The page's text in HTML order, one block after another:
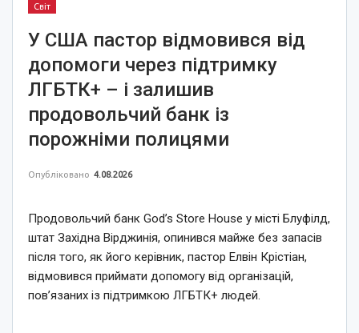
Світ
У США пастор відмовився від
допомоги через підтримку
ЛГБТК+ – і залишив
продовольчий банк із
порожніми полицями
Опубліковано 4.08.2026
Продовольчий банк God’s Store House у місті Блуфілд,
штат Західна Вірджинія, опинився майже без запасів
після того, як його керівник, пастор Елвін Крістіан,
відмовився приймати допомогу від організацій,
пов’язаних із підтримкою ЛГБТК+ людей.